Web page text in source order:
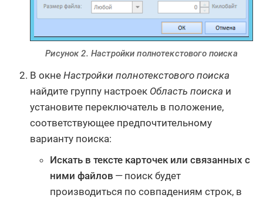
Рисунок 2. Настройки полнотекстового поиска
В окне Настройки полнотекстового поиска
найдите группу настроек Область поиска и
установите переключатель в положение,
соответствующее предпочтительному
варианту поиска:
Искать в тексте карточек или связанных с
ними файлов — поиск будет
производиться по совпадениям строк, в